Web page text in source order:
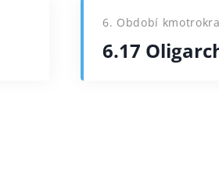
6. Období
6.17